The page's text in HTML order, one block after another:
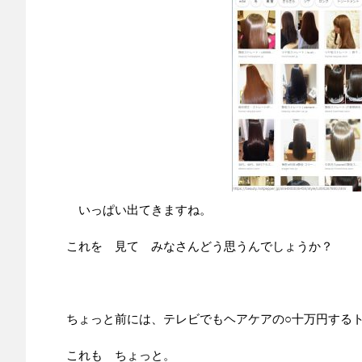
いっぱい出てきますね。
これを 見て みなさんどう思うんでしょうか？
ちょっと前には、テレビでもヘアケアの○十万円する
これも ちょっと。